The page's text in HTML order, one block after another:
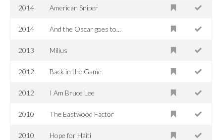
2014 American Sniper
2014 And the Oscar goes to...
2013 Milius
2012 Back in the Game
2012 I Am Bruce Lee
2010 The Eastwood Factor
2010 Hope for Haiti